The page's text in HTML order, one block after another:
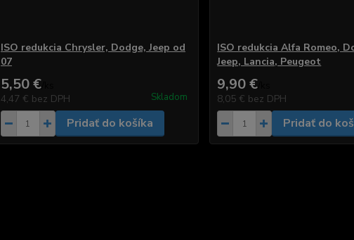
ISO redukcia Chrysler, Dodge, Jeep od
07
5,50 €/
4,47 € bez DPH Skladom
Pridať do košíka
ISO redukcia Alfa Romeo,
Jeep, Lancia, Peugeot
9,90 €
8,05 € bez DPH
Pridať do